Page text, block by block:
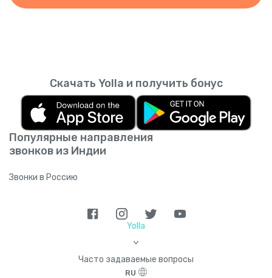
Популярные направления
звонков из Индии
Звонки в Россию
Скачать Yolla и получить бонус
Yolla
>
Часто задаваемые вопросы
RU